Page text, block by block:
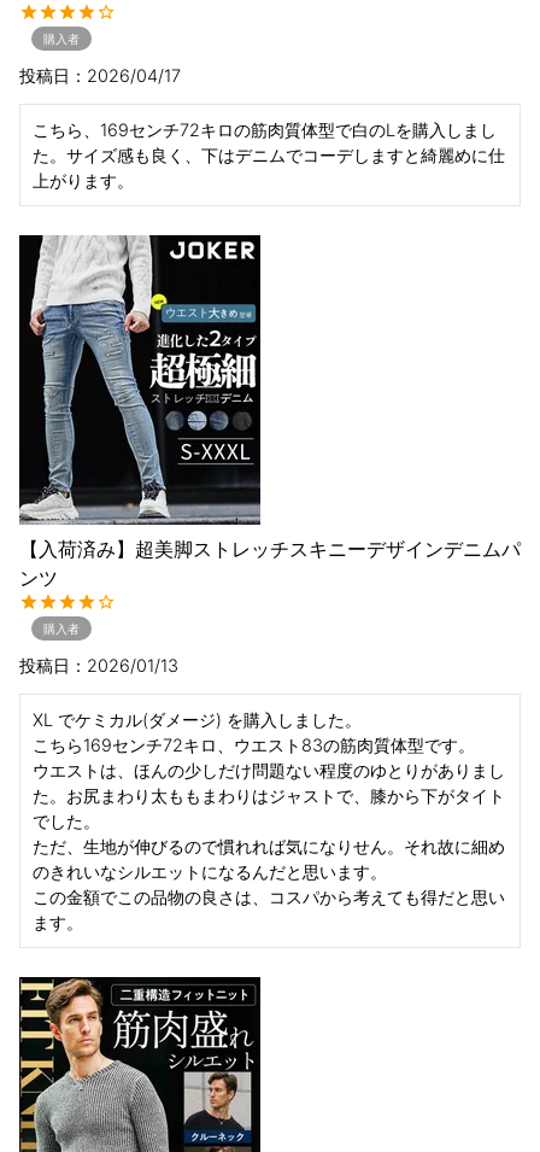
購入者
投稿日 2026/04/17
こちら、169センチ72キロの筋肉質体型で白のLを購入しまし
た。サイズ感も良く、下はデニムでコーデしますと綺麗めに仕
上がります。
【入荷済み】超美脚ストレッチスキニーデザインデニムパ
ンツ
購入者
投稿日 2026/01/13
XL でケミカル(ダメージ) を購入しました。
こちら169センチ72キロ、ウエスト83の筋肉質体型です。
ウエストは、ほんの少しだけ問題ない程度のゆとりがありまし
た。お尻まわり太ももまわりはジャストで、膝から下がタイト
でした。
ただ、生地が伸びるので慣れれば気になりせん。それ故に細め
のきれいなシルエットになるんだと思います。
この金額でこの品物の良さは、コスパから考えても得だと思い
ます。